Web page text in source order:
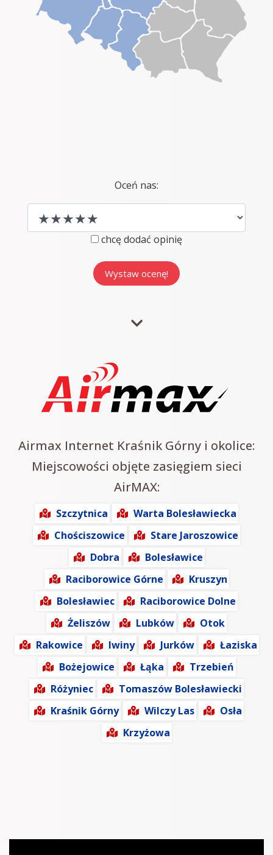
Oceń nas:
chcę dodać opinię
Airmax Internet Kraśnik Górny i okolice:
Miejscowości objęte zasięgiem sieci
AirMAX:
Szczytnica
Warta Bolesławiecka
Chościszowice
Stare Jaroszowice
Dobra
Bolesławice
Raciborowice Górne
Kruszyn
Bolesławiec
Raciborowice Dolne
Żeliszów
Lubków
Otok
Rakowice
Iwiny Jurków
Łaziska
Bożejowice
Łąka
Trzebień
Różyniec
Tomaszów Bolesławiecki
Kraśnik Górny
Wilczy Las
Osła
Krzyżowa